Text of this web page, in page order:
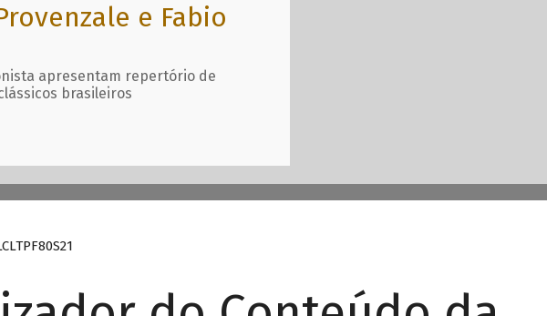
e Fabio
apresentam repertório de
brasileiros